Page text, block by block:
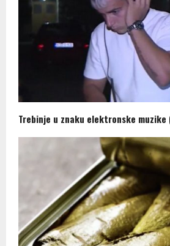
Trebinje u znaku elektronske muzike